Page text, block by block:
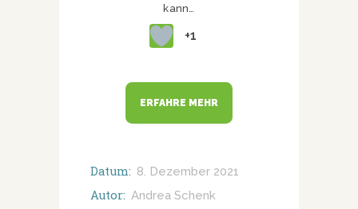
kann…
+1
ERFAHRE MEHR
Datum: 8. Dezember 2021
Autor: Andrea Schenk